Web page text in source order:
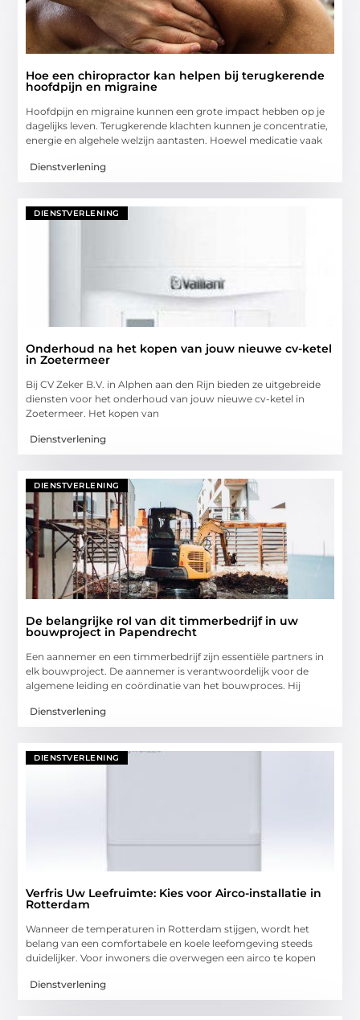
Hoe een chiropractor kan helpen bij terugkerende
hoofdpijn en migraine
Hoofdpijn en migraine kunnen een grote impact hebben op je
dagelijks leven. Terugkerende klachten kunnen je concentratie,
energie en algehele welzijn aantasten. Hoewel medicatie vaak
Dienstverlening
DIENSTVERLENING
Onderhoud na het kopen van jouw nieuwe cv-ketel
in Zoetermeer
Bij CV Zeker B.V. in Alphen aan den Rijn bieden ze uitgebreide
diensten voor het onderhoud van jouw nieuwe cv-ketel in
Zoetermeer. Het kopen van
Dienstverlening
DIENSTVERLENING
De belangrijke rol van dit timmerbedrijf in uw
bouwproject in Papendrecht
Een aannemer en een timmerbedrijf zijn essentiële partners in
elk bouwproject. De aannemer is verantwoordelijk voor de
algemene leiding en coördinatie van het bouwproces. Hij
Dienstverlening
DIENSTVERLENING
Verfris Uw Leefruimte: Kies voor Airco-installatie in
Rotterdam
Wanneer de temperaturen in Rotterdam stijgen, wordt het
belang van een comfortabele en koele leefomgeving steeds
duidelijker. Voor inwoners die overwegen een airco te kopen
Dienstverlening